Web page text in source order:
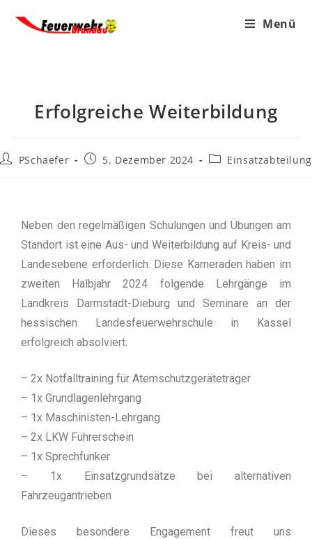
Menü
Erfolgreiche Weiterbildung
PSchaefer 5. Dezember 2024 Einsatzabteilung
Neben den regelmäßigen Schulungen und Übungen am
Standort ist eine Aus- und Weiterbildung auf Kreis- und
Landesebene erforderlich. Diese Kameraden haben im
zweiten Halbjahr 2024 folgende Lehrgänge im
Landkreis Darmstadt-Dieburg und Seminare an der
hessischen Landesfeuerwehrschule in Kassel
erfolgreich absolviert:
– 2x Notfalltraining für Atemschutzgeräteträger
– 1x Grundlagenlehrgang
– 1x Maschinisten-Lehrgang
– 2x LKW Führerschein
– 1x Sprechfunker
– 1x Einsatzgrundsätze bei alternativen
Fahrzeugantrieben
Dieses besondere Engagement freut uns